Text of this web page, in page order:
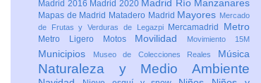
Madrid 2016 Madrid 2020 Madrid Río Manzanares
Mapas de Madrid Matadero Madrid Mayores Mercado
de Frutas y Verduras de Legazpi
Mercamadrid Metro
Metro Ligero Motos Movilidad Movimiento 15M
Municipios Museo de Colecciones Reales Música
Naturaleza y Medio Ambiente